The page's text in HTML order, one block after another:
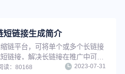
短链接生成简介
链平台，可将单个或多个长链接
链接，解决长链接在推广中可信
影响点击率、增加推广成本等问
读：80168 2023-07-31